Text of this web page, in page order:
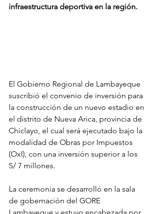
infraestructura deportiva en la región.
El Gobierno Regional de Lambayeque
suscribió el convenio de inversión para
la construcción de un nuevo estadio en
el distrito de Nueva Arica, provincia de
Chiclayo, el cual será ejecutado bajo la
modalidad de Obras por Impuestos
(OxI), con una inversión superior a los
S/ 7 millones.
La ceremonia se desarrolló en la sala
de gobernación del GORE